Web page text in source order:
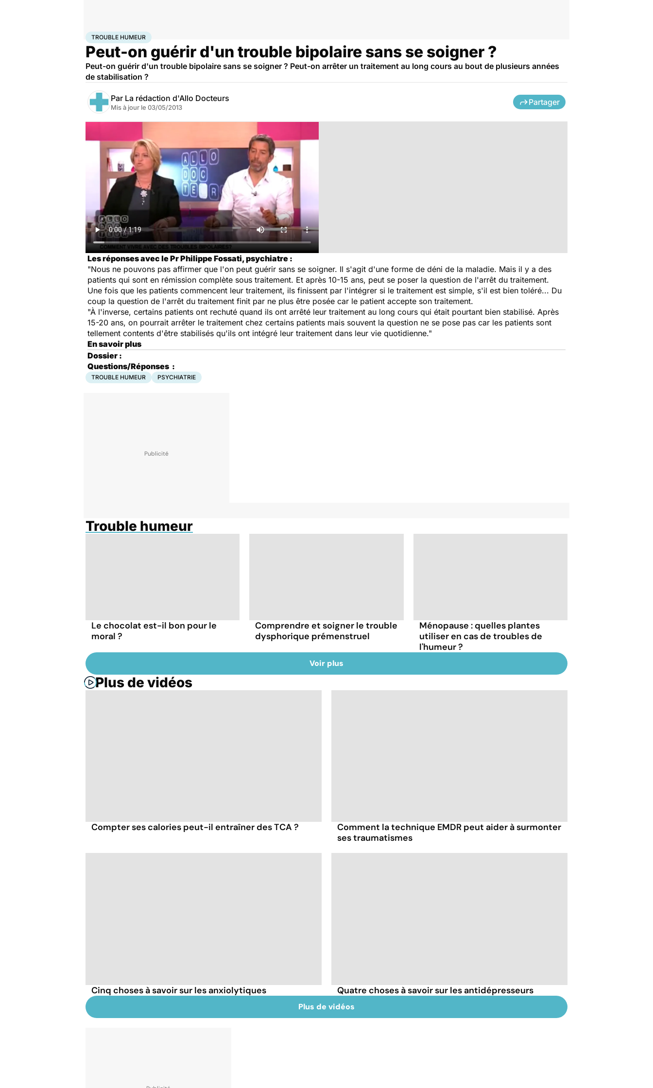
AccueilBien-êtrePsychoTrouble humeur
TROUBLE HUMEUR
Peut-on guérir d'un trouble bipolaire sans se soigner ?
Peut-on guérir d'un trouble bipolaire sans se soigner ? Peut-on arrêter un traitement au long cours au bout de plusieurs années
de stabilisation ?
Par La rédaction d'Allo Docteurs
Mis à jour le 03/05/2013
Partager
Les réponses avec le Pr Philippe Fossati, psychiatre :
"Nous ne pouvons pas affirmer que l'on peut guérir sans se soigner. Il s'agit d'une forme de déni de la maladie. Mais il y a des
patients qui sont en rémission complète sous traitement. Et après 10-15 ans, peut se poser la question de l'arrêt du traitement.
Une fois que les patients commencent leur traitement, ils finissent par l'intégrer si le traitement est simple, s'il est bien toléré... Du
coup la question de l'arrêt du traitement finit par ne plus être posée car le patient accepte son traitement.
"À l'inverse, certains patients ont rechuté quand ils ont arrêté leur traitement au long cours qui était pourtant bien stabilisé. Après
15-20 ans, on pourrait arrêter le traitement chez certains patients mais souvent la question ne se pose pas car les patients sont
tellement contents d'être stabilisés qu'ils ont intégré leur traitement dans leur vie quotidienne."
En savoir plus
Dossier :
Questions/Réponses :
TROUBLE HUMEUR PSYCHIATRIE
Trouble humeur
Le chocolat est-il bon pour le
moral ?
Comprendre et soigner le trouble
dysphorique prémenstruel
Ménopause : quelles plantes
utiliser en cas de troubles de
l'humeur ?
Voir plus
Plus de vidéos
Compter ses calories peut-il entraîner des TCA ?
Comment la technique EMDR peut aider à surmonter
ses traumatismes
Cinq choses à savoir sur les anxiolytiques Quatre choses à savoir sur les antidépresseurs
Plus de vidéos